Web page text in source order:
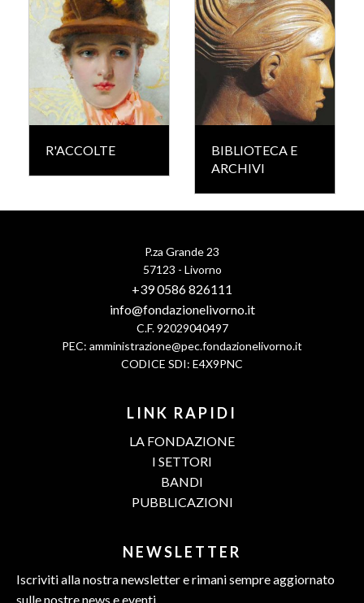
R'ACCOLTE
BIBLIOTECA E
ARCHIVI
P.za Grande 23
57123 - Livorno
+39 0586 826111
info@fondazionelivorno.it
C.F. 92029040497
PEC: amministrazione@pec.fondazionelivorno.it
CODICE SDI: E4X9PNC
LINK RAPIDI
LA FONDAZIONE
I SETTORI
BANDI
PUBBLICAZIONI
NEWSLETTER
Iscriviti alla nostra newsletter e rimani sempre aggiornato
sulle nostre news e eventi.